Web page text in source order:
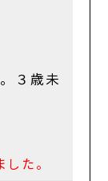
３歳未
た。